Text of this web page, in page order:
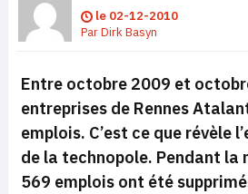
le 02-12-2010
ParDirk Basyn
Entre octobre 2009 et
entreprises de Rennes
emplois. C’est ce que révèle
de la technopole. Pendant la
569 emplois ont été